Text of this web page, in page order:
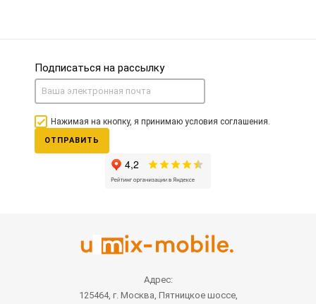
Подписаться на рассылку
Нажимая на кнопку, я принимаю условия соглашения.
ОТПРАВИТЬ
Адрес:
125464, г. Москва, Пятницкое шоссе,